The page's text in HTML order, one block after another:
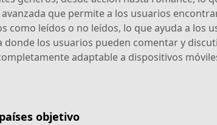
que permite a los usuarios
como leídos o no leídos, lo que ayuda a
donde los usuarios pueden comentar y
adaptable a dispositivos
objetivo